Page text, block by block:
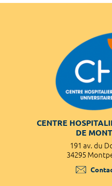
CENTRE
DE
191 av. du
34295